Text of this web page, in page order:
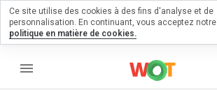
menu
commentaire
Ce site utilise des cookies à des fins d'analyse et de
personnalisation. En continuant, vous acceptez notre
politique en matière de cookies.